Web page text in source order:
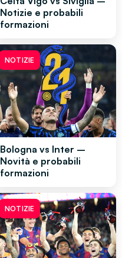
Notizie e probabili
formazioni
NOTIZIE
Bologna vs Inter –
Novità e probabili
formazioni
NOTIZIE